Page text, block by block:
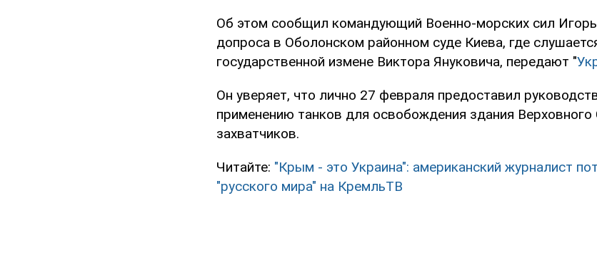
Об этом сообщил командующий Военно-морских сил
допроса в Оболонском районном суде Киева, где
государственной измене Виктора Януковича, передают "
Он уверяет, что лично 27 февраля предоставил
применению танков для освобождения здания
захватчиков.
Читайте: "Крым - это Украина": американский журналист
"русского мира" на КремльТВ